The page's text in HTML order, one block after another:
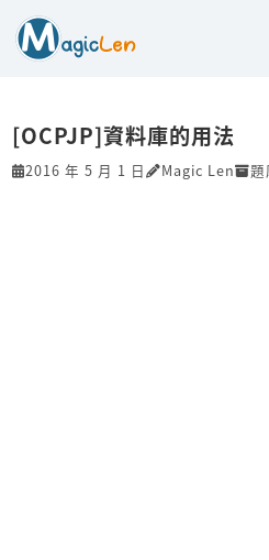
[OCPJP]資料庫的用法
2016 年 5 月 1 日 Magic Len 題